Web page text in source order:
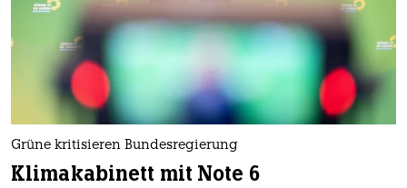
Grüne kritisieren Bundesregierung
Klimakabinett mit Note 6